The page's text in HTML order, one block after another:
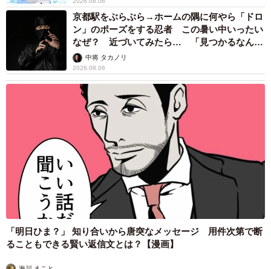
京都駅をぶらぶら→ホームの隅に何やら「ドロ
ン」のポーズをする忍者 この暑い中いったい
なぜ？ 近づいてみたら… 「見つかるなんて
未熟」中将 タカノリ
2026.08.06
「明日ひま？」 知り合いから唐突なメッセージ 用件次第で断
ることもできる賢い返信文とは？【漫画】